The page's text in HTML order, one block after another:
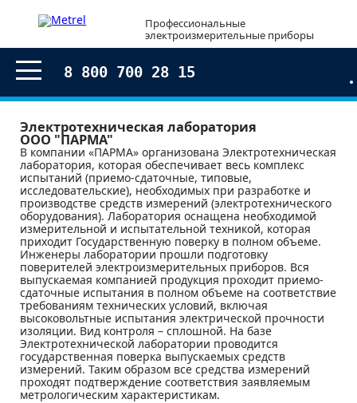
Профессиональные
электроизмерительные приборы
8 800 700 28 15
Электротехническая лаборатория
ООО "ПАРМА"
В компании «ПАРМА» организована Электротехническая
лаборатория, которая обеспечивает весь комплекс
испытаний (приемо-сдаточные, типовые,
исследовательские), необходимых при разработке и
производстве средств измерений (электротехнического
оборудования). Лаборатория оснащена необходимой
измерительной и испытательной техникой, которая
приходит Государственную поверку в полном объеме.
Инженеры лаборатории прошли подготовку
поверителей электроизмерительных приборов. Вся
выпускаемая компанией продукция проходит приемо-
сдаточные испытания в полном объеме на соответствие
требованиям технических условий, включая
высоковольтные испытания электрической прочности
изоляции. Вид контроля – сплошной. На базе
Электротехнической лаборатории проводится
государственная поверка выпускаемых средств
измерений. Таким образом все средства измерений
проходят подтверждение соответствия заявляемым
метрологическим характеристикам.